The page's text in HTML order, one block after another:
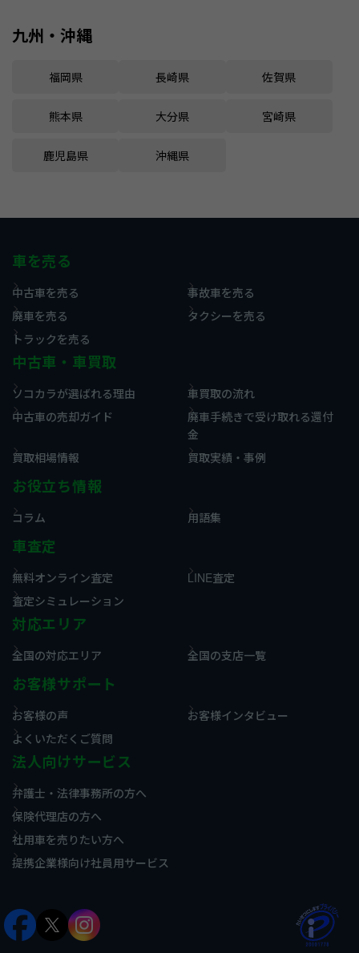
九州・沖縄
福岡県 長崎県 佐賀県
熊本県 大分県 宮崎県
鹿児島県 沖縄県
車を売る
中古車を売る
事故車を売る
廃車を売る
タクシーを売る
トラックを売る
中古車・車買取
ソコカラが選ばれる理由
車買取の流れ
中古車の売却ガイド
廃車手続きで受け取れる還付
金
買取相場情報
買取実績・事例
お役立ち情報
コラム 用語集
車査定
無料オンライン査定
LINE査定
査定シミュレーション
対応エリア
全国の対応エリア 全国の支店一覧
お客様サポート
お客様の声
お客様インタビュー
よくいただくご質問
法人向けサービス
弁護士・法律事務所の方へ
保険代理店の方へ
社用車を売りたい方へ
提携企業様向け社員用サービス